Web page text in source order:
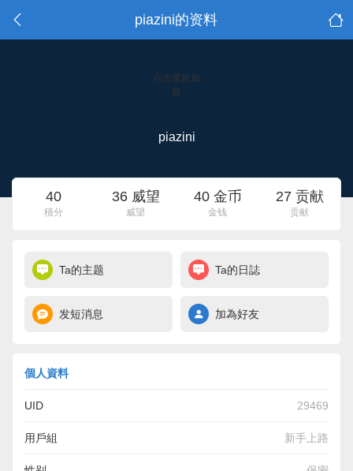
piazini的资料
点击重新加
载
piazini
40
積分
36 威望
威望
40 金币
金钱
27 贡献
贡献
Ta的主题 Ta的日誌
发短消息 加為好友
個人資料
UID 29469
用戶組 新手上路